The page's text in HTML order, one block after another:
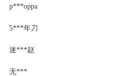
p***oppa
5***年刀
迷***赵
无***